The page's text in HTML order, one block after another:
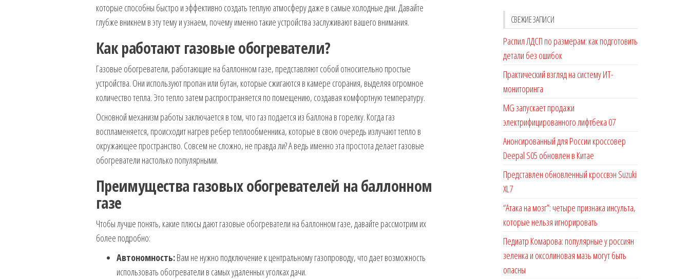
которые способны быстро и эффективно создать теплую атмосферу даже в самые холодные дни. Давайте
глубже вникнем в эту тему и узнаем, почему именно такие устройства заслуживают вашего внимания.
Как работают газовые обогреватели?
Газовые обогреватели, работающие на баллонном газе, представляют собой относительно простые
устройства. Они используют пропан или бутан, которые сжигаются в камере сгорания, выделяя огромное
количество тепла. Это тепло затем распространяется по помещению, создавая комфортную температуру.
Основной механизм работы заключается в том, что газ подается из баллона в горелку. Когда газ
воспламеняется, происходит нагрев ребер теплообменника, которые в свою очередь излучают тепло в
окружающее пространство. Совсем не сложно, не правда ли? А ведь именно эта простота делает газовые
обогреватели настолько популярными.
Преимущества газовых обогревателей на баллонном
газе
Чтобы лучше понять, какие плюсы дают газовые обогреватели на баллонном газе, давайте рассмотрим их
более подробно:
Автономность:Вам не нужно подключение к центральному газопроводу, что дает возможность
использовать обогреватели в самых удаленных уголках дачи.
СВЕЖИЕ ЗАПИСИ
Распил ЛДСП по размерам: как подготовить
детали без ошибок
Практический взгляд на систему ИТ-
мониторинга
MG запускает продажи
электрифицированного лифтбека 07
Анонсированный для России кроссовер
Deepal S05 обновлен в Китае
Представлен обновленный кроссвэн Suzuki
XL7
“Атака на мозг”: четыре признака инсульта,
которые нельзя игнорировать
Педиатр Комарова: популярные у россиян
зеленка и оксолиновая мазь могут быть
опасны